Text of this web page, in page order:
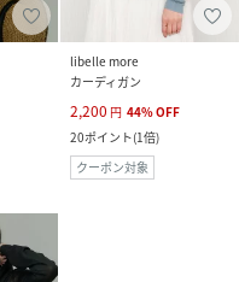
libelle more
カーディガン
2,200 円 44%OFF
20ポイント(1倍)
クーポン対象